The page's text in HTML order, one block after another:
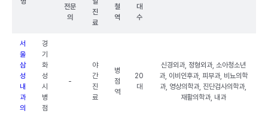
전문
의
진
료
철
역
대
수
서
울
삼
성
내
과
의
경
기
화
성
시
병
점
-
야
간
진
료
병
점
역
20
대
신경외과, 정형외과, 소아청소년
과, 이비인후과, 피부과, 비뇨의학
과, 영상의학과, 진단검사의학과,
재활의학과, 내과